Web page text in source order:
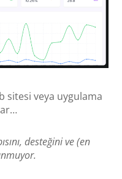
sitesi veya uygulama
desteğini ve (en